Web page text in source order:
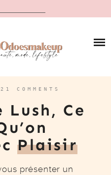
21 COMMENTS
Lush, Ce
Plaisir
présenter un